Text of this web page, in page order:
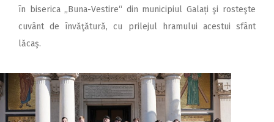
în biserica ,,Buna-Vestire“ din municipiul Galați şi rosteşte
cuvânt de învăţătură, cu prilejul hramului acestui sfânt
lăcaş.